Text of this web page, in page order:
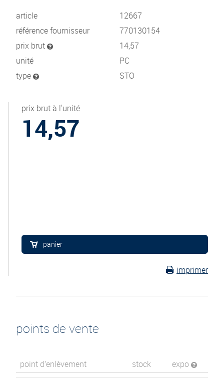
article
12667
référence fournisseur
770130154
prix brut
14,57
unité
PC
type
STO
prix brut à l'unité
14,57
panier
imprimer
points de vente
point d’enlèvement stock expo